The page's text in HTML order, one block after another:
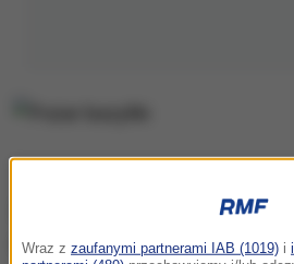
Z pożarem, który został już
osób. Ogień pojawił się na
Wraz z zaufanymi partnerami IAB (1019) i